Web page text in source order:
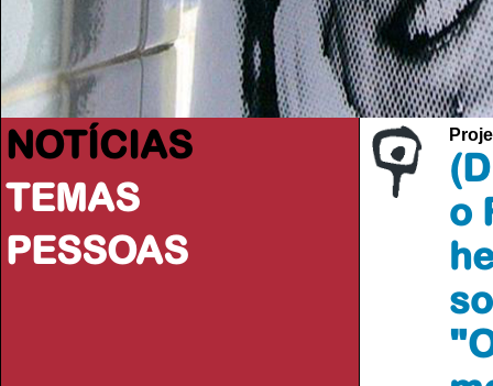
NOTÍCIAS
TEMAS
PESSOAS
o